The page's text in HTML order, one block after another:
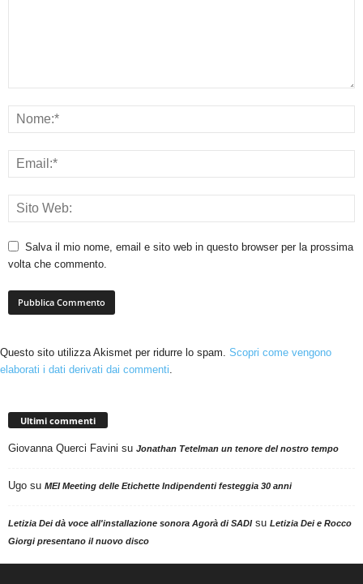
Salva il mio nome, email e sito web in questo browser per la prossima
volta che commento.
Questo sito utilizza Akismet per ridurre lo spam. Scopri come vengono
elaborati i dati derivati dai commenti.
Ultimi commenti
Giovanna Querci Favini su Jonathan Tetelman un tenore del nostro tempo
Ugo su MEI Meeting delle Etichette Indipendenti festeggia 30 anni
Letizia Dei dà voce all'installazione sonora Agorà di SADIsu Letizia Dei e Rocco
Giorgi presentano il nuovo disco